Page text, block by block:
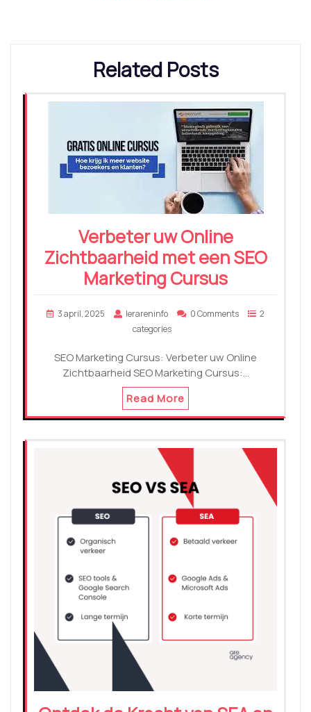
Related Posts
Verbeter uw Online
Zichtbaarheid met een SEO
Marketing Cursus
3 april, 2025 lerareninfo 0 Comments
2
categories
SEO Marketing Cursus: Verbeter uw Online
Zichtbaarheid SEO Marketing Cursus:…
Read More